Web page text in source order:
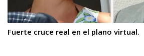
Fuerte cruce real en el plano virtual.